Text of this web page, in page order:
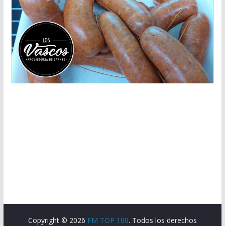
Copyright © 2026 FM TOP 100. Todos los derechos